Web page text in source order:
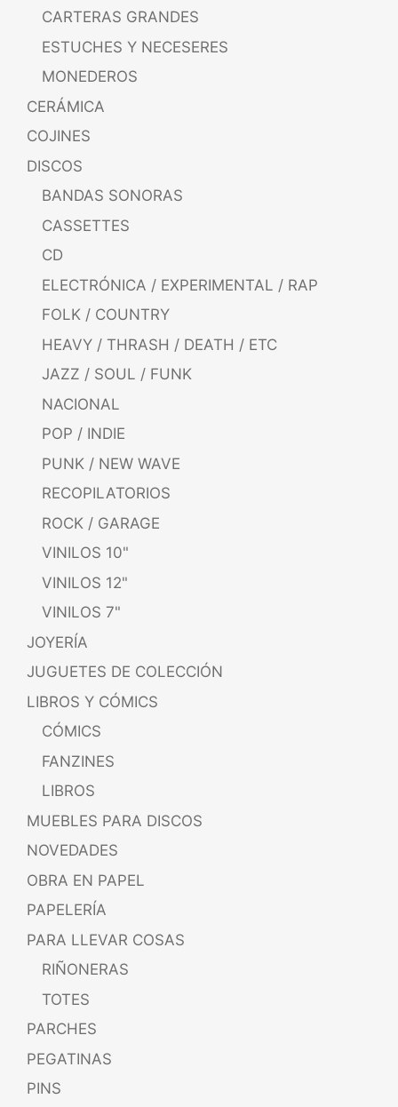
CARTERAS GRANDES
ESTUCHES Y NECESERES
MONEDEROS
CERÁMICA
COJINES
DISCOS
BANDAS SONORAS
CASSETTES
CD
ELECTRÓNICA / EXPERIMENTAL / RAP
FOLK / COUNTRY
HEAVY / THRASH / DEATH / ETC
JAZZ / SOUL / FUNK
NACIONAL
POP / INDIE
PUNK / NEW WAVE
RECOPILATORIOS
ROCK / GARAGE
VINILOS 10"
VINILOS 12"
VINILOS 7"
JOYERÍA
JUGUETES DE COLECCIÓN
LIBROS Y CÓMICS
CÓMICS
FANZINES
LIBROS
MUEBLES PARA DISCOS
NOVEDADES
OBRA EN PAPEL
PAPELERÍA
PARA LLEVAR COSAS
RIÑONERAS
TOTES
PARCHES
PEGATINAS
PINS